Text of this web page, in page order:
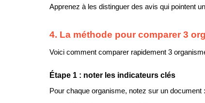
Apprenez à les distinguer des avis qui pointent
4. La méthode pour comparer 3
Voici comment comparer rapidement 3
Étape 1 : noter les indicateurs clés
Pour chaque organisme, notez sur un document :